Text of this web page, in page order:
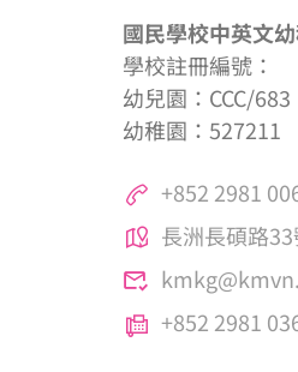
國民學校中英文
學校註冊編號：
幼兒園：CCC/683
幼稚園：527211
+852 2981
長洲長碩路
+852 2981